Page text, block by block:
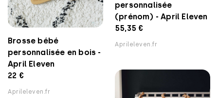
Brosse bébé
personnalisée en bois -
April Eleven
22 €
Aprileleven.fr
personnalisée
(prénom) - April Eleven
55,35 €
Aprileleven.fr